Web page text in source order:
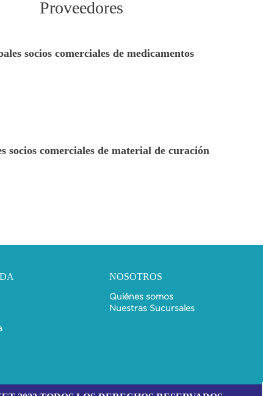
Proveedores
socios comerciales de medicamentos
socios comerciales de material de curación
NOSOTROS
Quiénes somos
Nuestras Sucursales